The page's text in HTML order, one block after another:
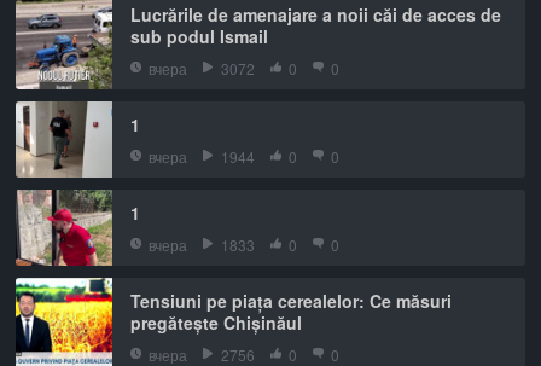
Lucrările de amenajare a noii căi de acces de
sub podul Ismail
вчера 3072 0 0
1
вчера 1944 0 0
1
вчера 1833 0 0
Tensiuni pe piața cerealelor: Ce măsuri
pregătește Chișinăul
вчера 2756 0 0